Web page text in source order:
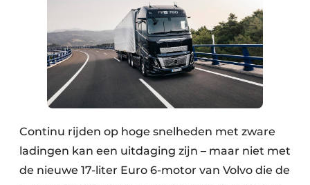
Continu rijden op hoge snelheden met zware
ladingen kan een uitdaging zijn – maar niet met
de nieuwe 17-liter Euro 6-motor van Volvo die de